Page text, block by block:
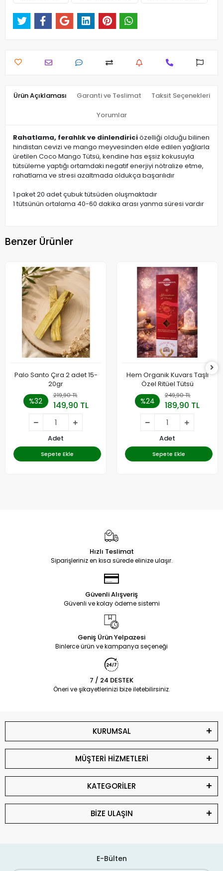
Ürün Açıklaması Garanti ve Teslimat Taksit Seçenekleri
Yorumlar
Rahatlama, ferahlık ve dinlendiriciözelliği olduğu bilinen
hindistan cevizi ve mango meyvesinden elde edilen yağlarla
üretilen Coco Mango Tütsü, kendine has eşsiz kokusuyla
tütsüleme yaptığı ortamdaki negatif enerjiyi nötralize etme,
rahatlama ve stresi azaltmada oldukça başarılıdır
1 paket 20 adet çubuk tütsüden oluşmaktadır
1 tütsünün ortalama 40-60 dakika arası yanma süresi vardır
Benzer Ürünler
Palo Santo Çıra 2 adet 15-
20gr
%32
219,90 TL
149,90 TL
Adet
Sepete Ekle
Hem Organik Kuvars Taşlı
Özel Ritüel Tütsü
%24
249,90 TL
189,90 TL
Adet
Sepete Ekle
Hızlı Teslimat
Siparişleriniz en kısa sürede elinize ulaşır.
Güvenli Alışveriş
Güvenli ve kolay ödeme sistemi
Geniş Ürün Yelpazesi
Binlerce ürün ve kampanya seçeneği
7 / 24 DESTEK
Öneri ve şikayetlerinizi bize iletebilirsiniz.
KURUMSAL
MÜŞTERİ HİZMETLERİ
KATEGORİLER
BİZE ULAŞIN
E-Bülten